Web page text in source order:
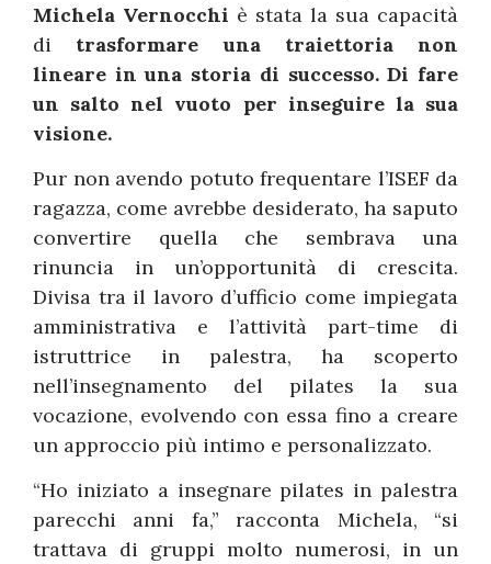
Michela Vernocchi è stata la sua capacità
di trasformare una traiettoria non
lineare in una storia di successo. Di fare
un salto nel vuoto per inseguire la sua
visione.
Pur non avendo potuto frequentare l’ISEF da
ragazza, come avrebbe desiderato, ha saputo
convertire quella che sembrava una
rinuncia in un’opportunità di crescita.
Divisa tra il lavoro d’ufficio come impiegata
amministrativa e l’attività part-time di
istruttrice in palestra, ha scoperto
nell’insegnamento del pilates la sua
vocazione, evolvendo con essa fino a creare
un approccio più intimo e personalizzato.
“Ho iniziato a insegnare pilates in palestra
parecchi anni fa,” racconta Michela, “si
trattava di gruppi molto numerosi, in un